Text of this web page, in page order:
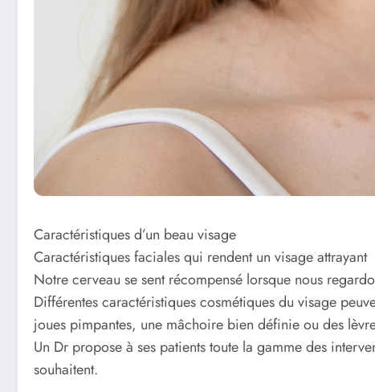
Caractéristiques d’un beau visage
Caractéristiques faciales qui rendent un visage attrayant
Notre cerveau se sent récompensé lorsque nous
Différentes caractéristiques cosmétiques du visage
joues pimpantes, une mâchoire bien définie ou des
Un Dr propose à ses patients toute la gamme des
souhaitent.